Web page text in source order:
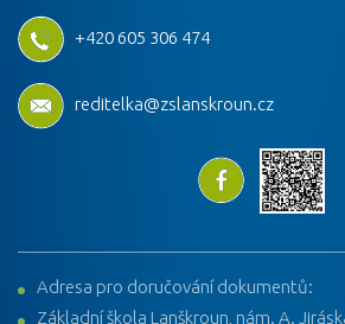
+420 605 306 474
reditelka@zslanskroun.cz
Adresa pro doručování dokumentů:
Základní škola Lanškroun, nám. A.